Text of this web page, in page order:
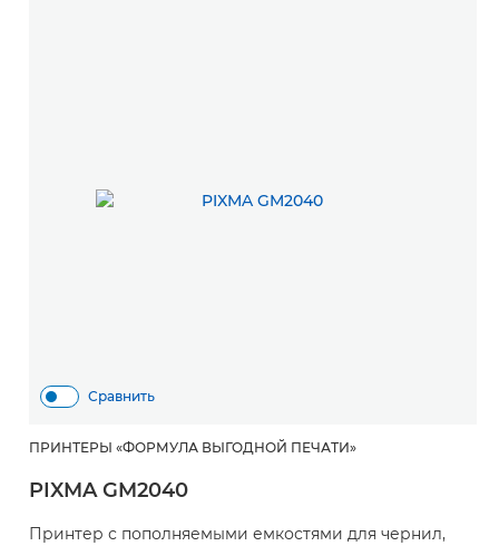
Сравнить
ПРИНТЕРЫ «ФОРМУЛА ВЫГОДНОЙ ПЕЧАТИ»
PIXMA GM2040
Принтер с пополняемыми емкостями для чернил,